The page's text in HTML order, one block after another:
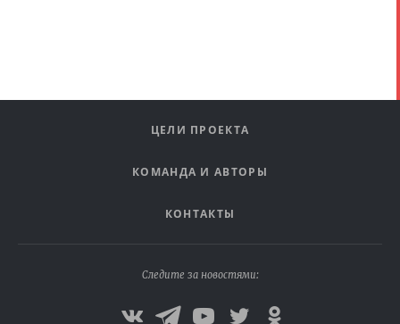
ЦЕЛИ ПРОЕКТА
КОМАНДА И АВТОРЫ
КОНТАКТЫ
Следите за новостями: